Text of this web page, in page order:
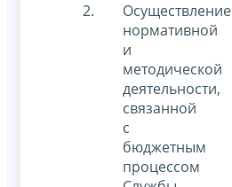
Осуществление
нормативной
и
методической
деятельности,
связанной
с
бюджетным
процессом